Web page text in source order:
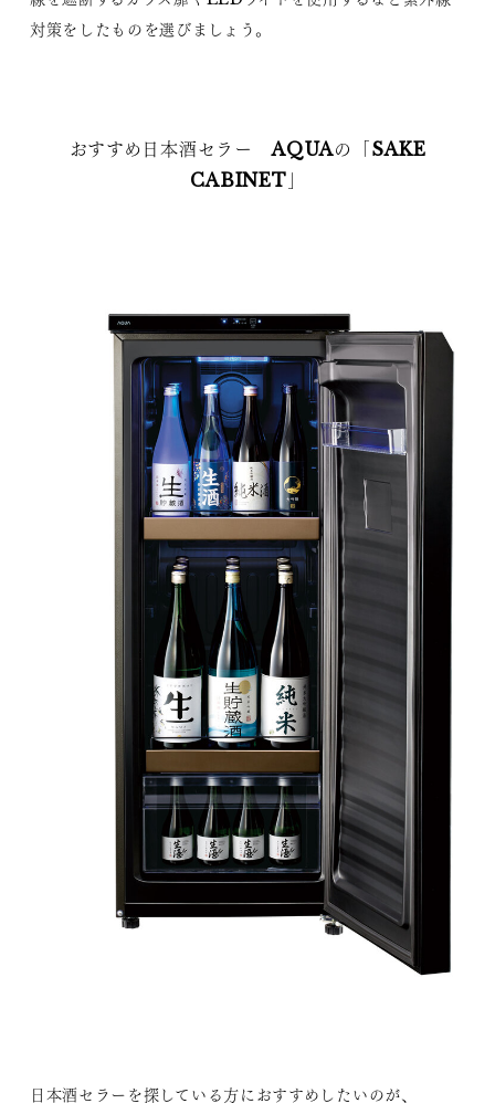
対策をしたものを選びましょう。
おすすめ日本酒セラー AQUAの「SAKE
CABINET」
日本酒セラーを探している方におすすめしたいのが、